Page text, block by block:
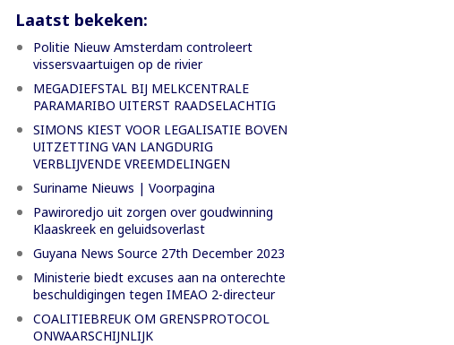
Laatst bekeken:
Politie Nieuw Amsterdam controleert
vissersvaartuigen op de rivier
MEGADIEFSTAL BIJ MELKCENTRALE
PARAMARIBO UITERST RAADSELACHTIG
SIMONS KIEST VOOR LEGALISATIE BOVEN
UITZETTING VAN LANGDURIG
VERBLIJVENDE VREEMDELINGEN
Suriname Nieuws | Voorpagina
Pawiroredjo uit zorgen over goudwinning
Klaaskreek en geluidsoverlast
Guyana News Source 27th December 2023
Ministerie biedt excuses aan na onterechte
beschuldigingen tegen IMEAO 2-directeur
COALITIEBREUK OM GRENSPROTOCOL
ONWAARSCHIJNLIJK